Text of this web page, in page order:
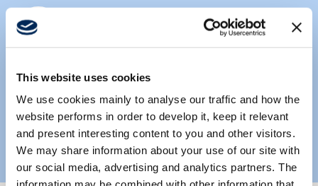
This website uses cookies
We use cookies mainly to analyse our traffic and how the
website performs in order to develop it, keep it relevant
and present interesting content to you and other visitors.
We may share information about your use of our site with
our social media, advertising and analytics partners. The
SISP™
Unikalna, modułowa konstrukcja bezpieczeństwa
funkcjonalnego zapewniająca spójną i niezawodną weryfikację
sygnałów. Wspomaga bezpieczne sterowanie maszyną.